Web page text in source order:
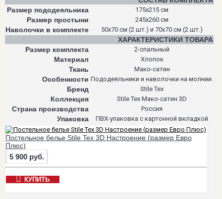
Размер пододеяльника
175х215 см
Размер простыни 245х260 см
Наволочки в комплекте 50х70 см (2 шт.) и 70х70 см (2 шт.)
ХАРАКТЕРИСТИКИ ТОВАРА
Размер комплекта
2-спальный
Материал Хлопок
Ткань Мако-сатин
Особенности Пододеяльники и наволочки на молнии.
Бренд Stile Tex
Коллекция Stile Tex Мако-сатин 3D
Страна производства Россия
Упаковка ПВХ-упаковка с картонной вкладкой
Постельное белье Stile Tex 3D Настроение (размер Евро
Плюс)
5 900 руб.
КУПИТЬ